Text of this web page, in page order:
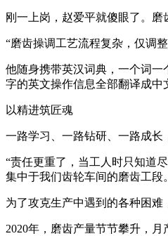
刚一上岗，赵爱平就傻眼了。
“磨齿操调工艺流程复杂，仅调
他随身携带英汉词典，一个词
字的英文操作信息全部翻译成
以精进筑匠魂
一路学习、一路钻研、一路成长
“责任更重了，当工人时只知道
集中于我们齿轮车间的磨齿工段
为了攻克生产中遇到的各种困
2020年，磨齿产量节节攀升，